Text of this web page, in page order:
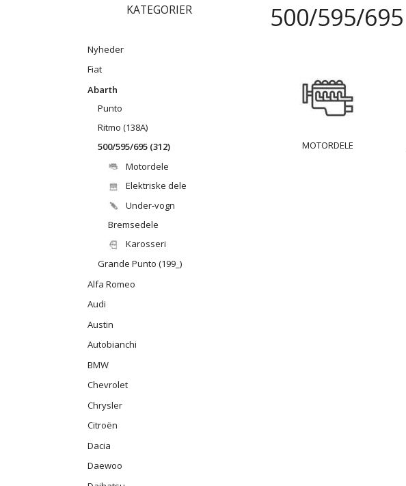
KATEGORIER
Nyheder
Fiat
Abarth
Punto
Ritmo (138A)
500/595/695 (312)
Motordele
Elektriske dele
Under-vogn
Bremsedele
Karosseri
Grande Punto (199_)
Alfa Romeo
Audi
Austin
Autobianchi
BMW
Chevrolet
Chrysler
Citroën
Dacia
Daewoo
500/595/
MOTORDELE